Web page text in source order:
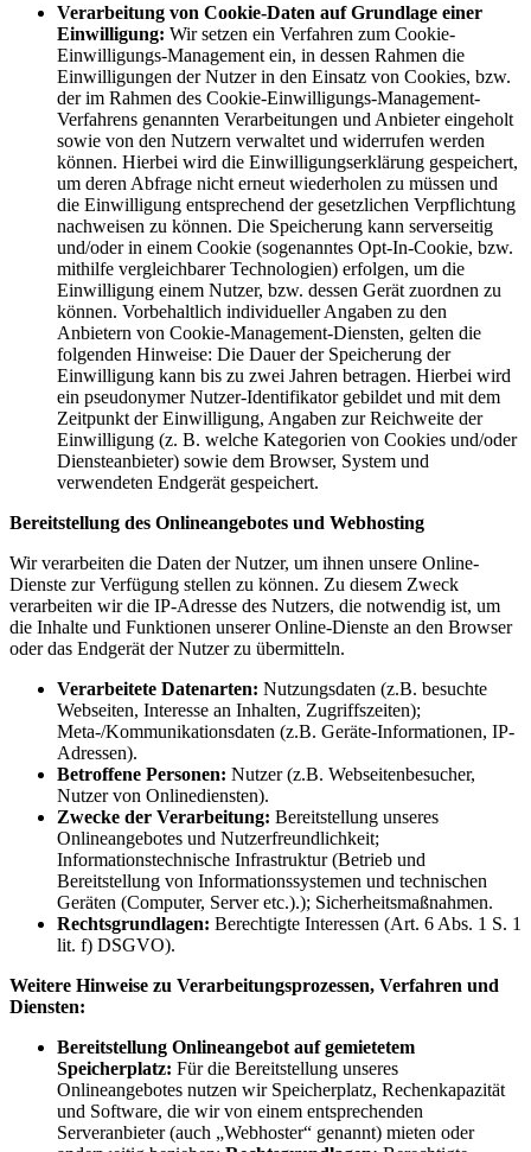
Verarbeitung von Cookie-Daten auf Grundlage einer
Einwilligung: Wir setzen ein Verfahren zum Cookie-
Einwilligungs-Management ein, in dessen Rahmen die
Einwilligungen der Nutzer in den Einsatz von Cookies, bzw.
der im Rahmen des Cookie-Einwilligungs-Management-
Verfahrens genannten Verarbeitungen und Anbieter eingeholt
sowie von den Nutzern verwaltet und widerrufen werden
können. Hierbei wird die Einwilligungserklärung gespeichert,
um deren Abfrage nicht erneut wiederholen zu müssen und
die Einwilligung entsprechend der gesetzlichen Verpflichtung
nachweisen zu können. Die Speicherung kann serverseitig
und/oder in einem Cookie (sogenanntes Opt-In-Cookie, bzw.
mithilfe vergleichbarer Technologien) erfolgen, um die
Einwilligung einem Nutzer, bzw. dessen Gerät zuordnen zu
können. Vorbehaltlich individueller Angaben zu den
Anbietern von Cookie-Management-Diensten, gelten die
folgenden Hinweise: Die Dauer der Speicherung der
Einwilligung kann bis zu zwei Jahren betragen. Hierbei wird
ein pseudonymer Nutzer-Identifikator gebildet und mit dem
Zeitpunkt der Einwilligung, Angaben zur Reichweite der
Einwilligung (z. B. welche Kategorien von Cookies und/oder
Diensteanbieter) sowie dem Browser, System und
verwendeten Endgerät gespeichert.
Bereitstellung des Onlineangebotes und Webhosting
Wir verarbeiten die Daten der Nutzer, um ihnen unsere Online-
Dienste zur Verfügung stellen zu können. Zu diesem Zweck
verarbeiten wir die IP-Adresse des Nutzers, die notwendig ist, um
die Inhalte und Funktionen unserer Online-Dienste an den Browser
oder das Endgerät der Nutzer zu übermitteln.
Verarbeitete Datenarten: Nutzungsdaten (z.B. besuchte
Webseiten, Interesse an Inhalten, Zugriffszeiten);
Meta-/Kommunikationsdaten (z.B. Geräte-Informationen, IP-
Adressen).
Betroffene Personen: Nutzer (z.B. Webseitenbesucher,
Nutzer von Onlinediensten).
Zwecke der Verarbeitung: Bereitstellung unseres
Onlineangebotes und Nutzerfreundlichkeit;
Informationstechnische Infrastruktur (Betrieb und
Bereitstellung von Informationssystemen und technischen
Geräten (Computer, Server etc.).); Sicherheitsmaßnahmen.
Rechtsgrundlagen: Berechtigte Interessen (Art. 6 Abs. 1 S. 1
lit. f) DSGVO).
Weitere Hinweise zu Verarbeitungsprozessen, Verfahren und
Diensten:
Bereitstellung Onlineangebot auf gemietetem
Speicherplatz: Für die Bereitstellung unseres
Onlineangebotes nutzen wir Speicherplatz, Rechenkapazität
und Software, die wir von einem entsprechenden
Serveranbieter (auch „Webhoster“ genannt) mieten oder